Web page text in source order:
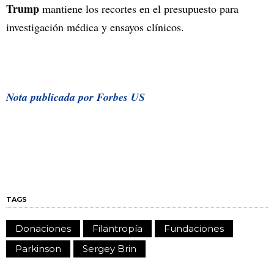
Trump mantiene los recortes en el presupuesto para
investigación médica y ensayos clínicos.
Nota publicada por Forbes US
TAGS
Donaciones Filantropía
Fundaciones
Parkinson
Sergey Brin